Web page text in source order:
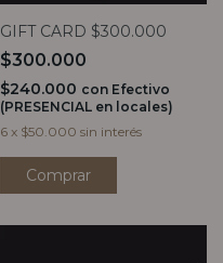
GIFT CARD $300.000
$300.000
$240.000 con Efectivo
(PRESENCIAL en locales)
6 x $50.000 sin interés